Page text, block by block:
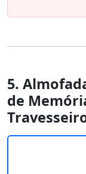
5.
de